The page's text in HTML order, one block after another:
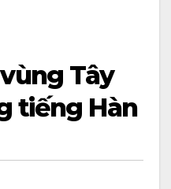
Tây
tiếng Hàn